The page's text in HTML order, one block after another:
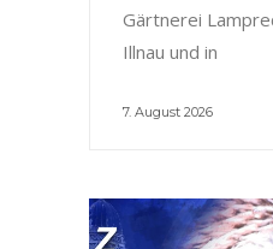
Gärtnerei
Illnau und in
7. August 2026